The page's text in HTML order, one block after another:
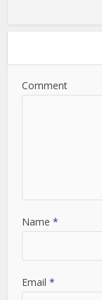
Comment
Name*
Email*